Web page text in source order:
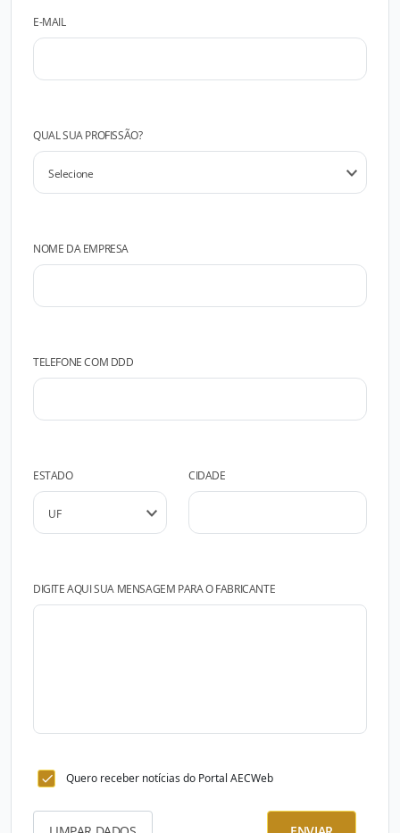
E-MAIL
QUAL SUA PROFISSÃO?
NOME DA EMPRESA
TELEFONE COM DDD
ESTADO CIDADE
DIGITE AQUI SUA MENSAGEM PARA O FABRICANTE
Quero receber notícias do Portal AECWeb